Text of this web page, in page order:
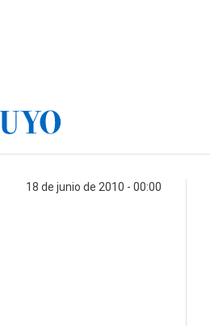
18 de junio de 2010 - 00:00